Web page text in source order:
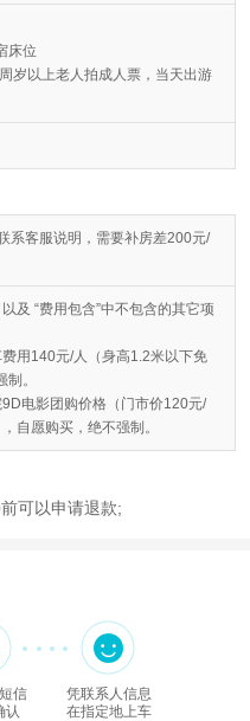
床位
岁以上老人拍成人票，当天出游
系客服说明，需要补房差200元/
及 “费用包含”中不包含的其它项
用140元/人（身高1.2米以下免
。
电影团购价格（门市价120元/
自愿购买，绝不强制。
可以申请退款;
信
认
凭联系人信息
在指定地上车